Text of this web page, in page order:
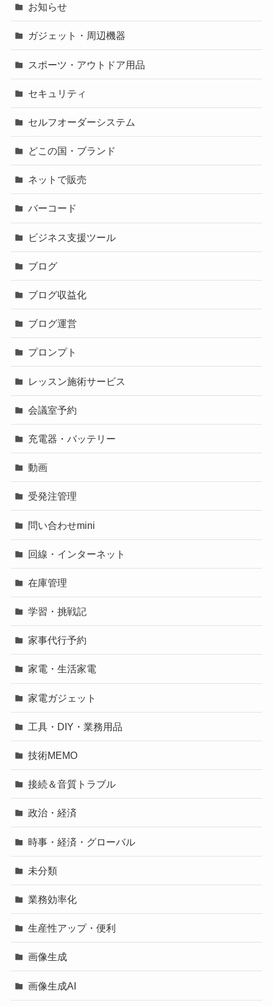
お知らせ
ガジェット・周辺機器
スポーツ・アウトドア用品
セキュリティ
セルフオーダーシステム
どこの国・ブランド
ネットで販売
バーコード
ビジネス支援ツール
ブログ
ブログ収益化
ブログ運営
プロンプト
レッスン施術サービス
会議室予約
充電器・バッテリー
動画
受発注管理
問い合わせmini
回線・インターネット
在庫管理
学習・挑戦記
家事代行予約
家電・生活家電
家電ガジェット
工具・DIY・業務用品
技術MEMO
接続＆音質トラブル
政治・経済
時事・経済・グローバル
未分類
業務効率化
生産性アップ・便利
画像生成
画像生成AI